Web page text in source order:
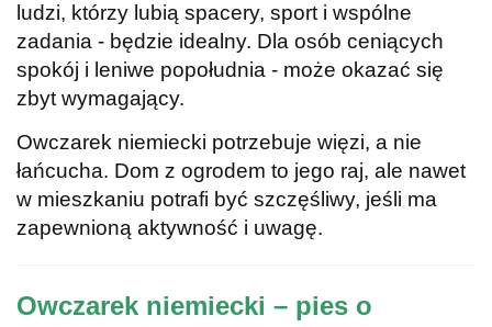
ludzi, którzy lubią spacery, sport i wspólne
zadania - będzie idealny. Dla osób ceniących
spokój i leniwe popołudnia - może okazać się
zbyt wymagający.
Owczarek niemiecki potrzebuje więzi, a nie
łańcucha. Dom z ogrodem to jego raj, ale nawet
w mieszkaniu potrafi być szczęśliwy, jeśli ma
zapewnioną aktywność i uwagę.
Owczarek niemiecki – pies o